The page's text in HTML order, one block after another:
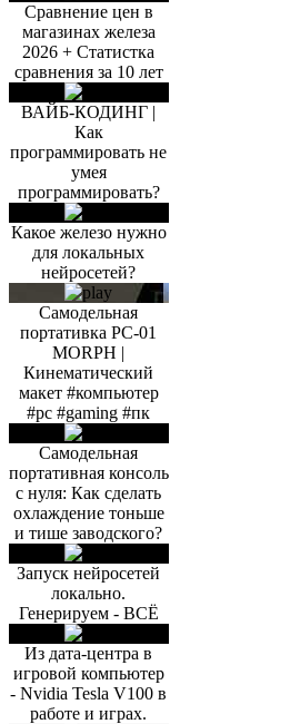
Сравнение цен в
магазинах железа
2026 + Статистка
сравнения за 10 лет
ВАЙБ-КОДИНГ |
Как
программировать не
умея
программировать?
Какое железо нужно
для локальных
нейросетей?
Самодельная
портативка PC-01
MORPH |
Кинематический
макет #компьютер
#pc #gaming #пк
Самодельная
портативная консоль
с нуля: Как сделать
охлаждение тоньше
и тише заводского?
Запуск нейросетей
локально.
Генерируем - ВСЁ
Из дата-центра в
игровой компьютер
- Nvidia Tesla V100 в
работе и играх.